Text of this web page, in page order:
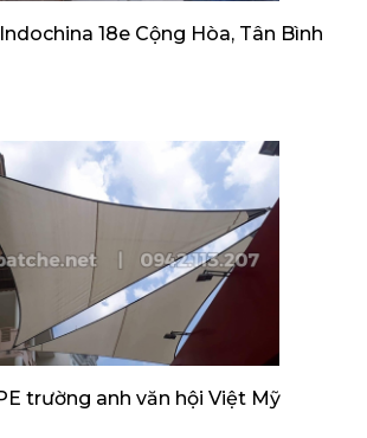
18e Cộng Hòa, Tân Bình
trường anh văn hội Việt Mỹ